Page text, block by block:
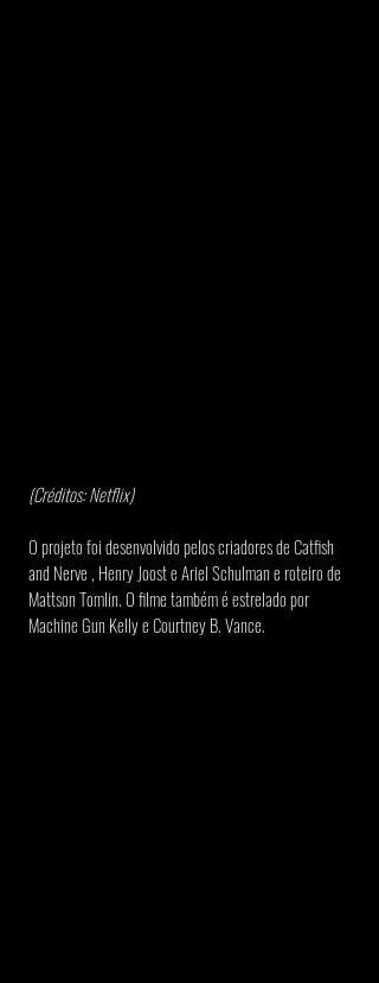
(Créditos: Netflix)
O projeto foi desenvolvido pelos criadores de Catfish
and Nerve , Henry Joost e Ariel Schulman e roteiro de
Mattson Tomlin. O filme também é estrelado por
Machine Gun Kelly e Courtney B. Vance.